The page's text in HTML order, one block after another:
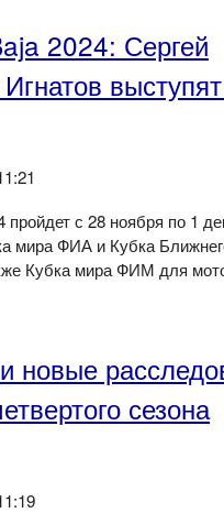
2024: Сергей
с 28 ноября по 1
мира ФИА и Кубка
Кубка мира ФИМ для
новые
сезона